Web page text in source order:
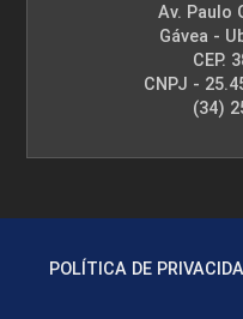
Av. Paulo
Gávea -
CEP.
CNPJ -
(34)
POLÍTICA DE